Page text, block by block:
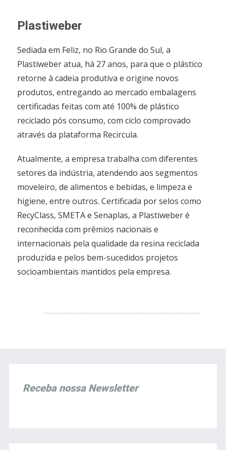
Plastiweber
Sediada em Feliz, no Rio Grande do Sul, a
Plastiweber atua, há 27 anos, para que o plástico
retorne à cadeia produtiva e origine novos
produtos, entregando ao mercado embalagens
certificadas feitas com até 100% de plástico
reciclado pós consumo, com ciclo comprovado
através da plataforma Recircula.
Atualmente, a empresa trabalha com diferentes
setores da indústria, atendendo aos segmentos
moveleiro, de alimentos e bebidas, e limpeza e
higiene, entre outros. Certificada por selos como
RecyClass, SMETA e Senaplas, a Plastiweber é
reconhecida com prêmios nacionais e
internacionais pela qualidade da resina reciclada
produzida e pelos bem-sucedidos projetos
socioambientais mantidos pela empresa.
Receba nossa Newsletter